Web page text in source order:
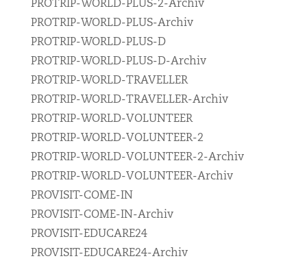
PROTRIP-WORLD-PLUS-2-Archiv
PROTRIP-WORLD-PLUS-Archiv
PROTRIP-WORLD-PLUS-D
PROTRIP-WORLD-PLUS-D-Archiv
PROTRIP-WORLD-TRAVELLER
PROTRIP-WORLD-TRAVELLER-Archiv
PROTRIP-WORLD-VOLUNTEER
PROTRIP-WORLD-VOLUNTEER-2
PROTRIP-WORLD-VOLUNTEER-2-Archiv
PROTRIP-WORLD-VOLUNTEER-Archiv
PROVISIT-COME-IN
PROVISIT-COME-IN-Archiv
PROVISIT-EDUCARE24
PROVISIT-EDUCARE24-Archiv